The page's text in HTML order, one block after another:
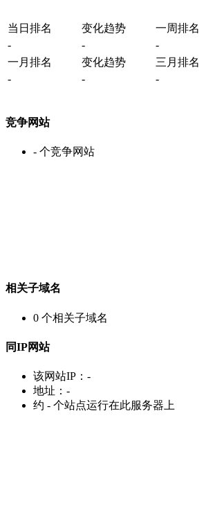
当日排名 变化趋势 一周排名
-
- -
一月排名
变化趋势 三月排名
-
- -
竞争网站
- 个竞争网站
相关子域名
0 个相关子域名
同IP网站
该网站IP： -
地址： -
约 - 个站点运行在此服务器上